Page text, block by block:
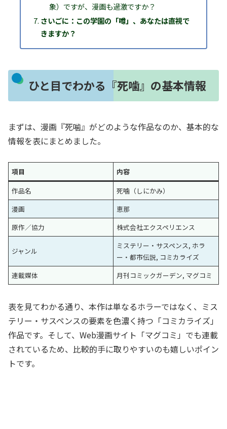
象）ですが、漫画も過激ですか？
さいごに：この学園の「噂」、あなたは直視で
きますか？
ひと目でわかる『死噛』の基本情報
まずは、漫画『死噛』がどのような作品なのか、基本的な
情報を表にまとめました。
項目
内容
作品名
死噛（しにかみ）
漫画
恵那
原作／協力
株式会社エクスペリエンス
ジャンル
ミステリー・サスペンス, ホラ
ー・都市伝説, コミカライズ
連載媒体
月刊コミックガーデン, マグコミ
表を見てわかる通り、本作は単なるホラーではなく、ミス
テリー・サスペンスの要素を色濃く持つ「コミカライズ」
作品です。そして、Web漫画サイト「マグコミ」でも連載
されているため、比較的手に取りやすいのも嬉しいポイン
トです。